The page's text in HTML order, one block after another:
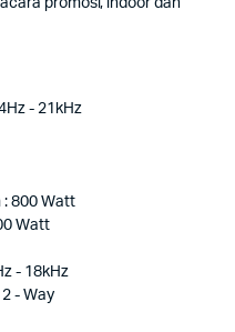
promosi, indoor dan
- 21kHz
: 800 Watt
Watt
- 18kHz
- Way